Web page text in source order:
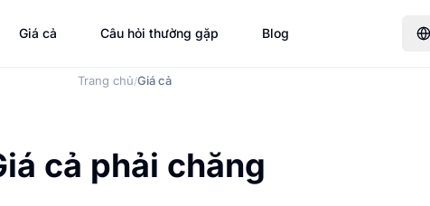
Giá cả Câu hỏi thường gặp Blog
Trang chủ/Giá cả
cả phải chăng